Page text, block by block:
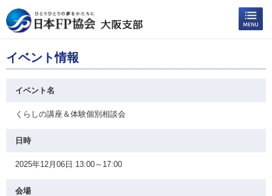
イベント情報
イベント名
くらしの講座＆体験個別相談会
日時
2025年12月06日 13:00～17:00
会場